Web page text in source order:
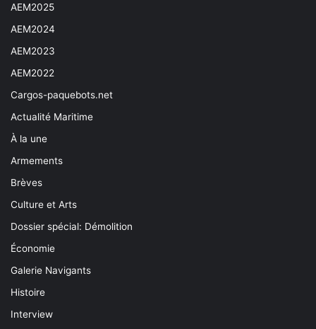
AEM2025
AEM2024
AEM2023
AEM2022
Cargos-paquebots.net
Actualité Maritime
À la une
Armements
Brèves
Culture et Arts
Dossier spécial: Démolition
Économie
Galerie Navigants
Histoire
Interview